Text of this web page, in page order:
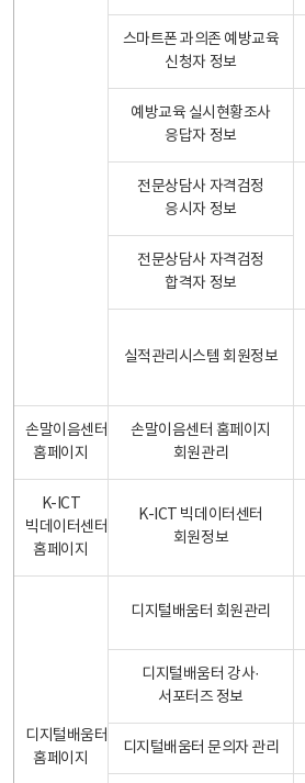
스마트폰 과의존 예방교육
신청자 정보
예방교육 실시현황조사
응답자 정보
전문상담사 자격검정
응시자 정보
전문상담사 자격검정
합격자 정보
실적관리시스템 회원정보
손말이음센터
홈페이지
손말이음센터 홈페이지
회원관리
K-ICT
빅데이터센터
홈페이지
K-ICT 빅데이터센터
회원정보
디지털배움터
홈페이지
디지털배움터 회원관리
디지털배움터 강사·
서포터즈 정보
디지털배움터 문의자 관리